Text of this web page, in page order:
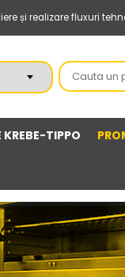
și realizare fluxuri
KREBE-TIPPO